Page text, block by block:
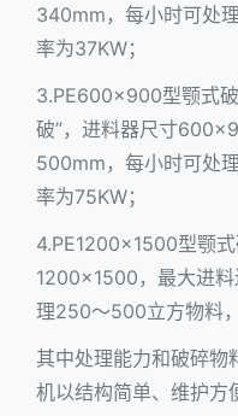
340mm，每小时可处
率为37KW；
3.PE600×900型颚式
破”，进料器尺寸
500mm，每小时可处
率为75KW；
4.PE1200×1500型颚
1200×1500，最大进
理250～500立方物料
其中处理能力和破碎物
机以结构简单、维护方